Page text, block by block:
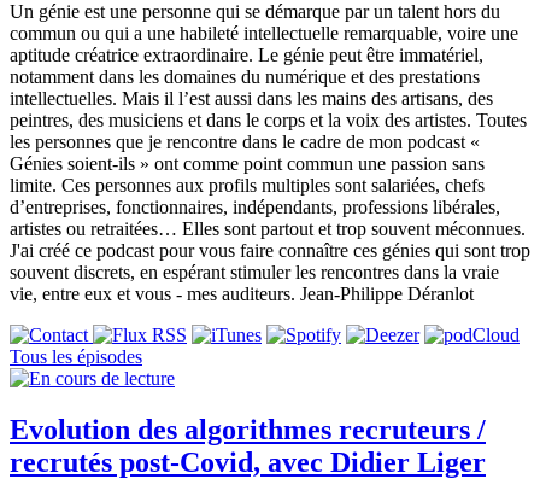
Un génie est une personne qui se démarque par un talent hors du
commun ou qui a une habileté intellectuelle remarquable, voire une
aptitude créatrice extraordinaire. Le génie peut être immatériel,
notamment dans les domaines du numérique et des prestations
intellectuelles. Mais il l’est aussi dans les mains des artisans, des
peintres, des musiciens et dans le corps et la voix des artistes. Toutes
les personnes que je rencontre dans le cadre de mon podcast «
Génies soient-ils » ont comme point commun une passion sans
limite. Ces personnes aux profils multiples sont salariées, chefs
d’entreprises, fonctionnaires, indépendants, professions libérales,
artistes ou retraitées… Elles sont partout et trop souvent méconnues.
J'ai créé ce podcast pour vous faire connaître ces génies qui sont trop
souvent discrets, en espérant stimuler les rencontres dans la vraie
vie, entre eux et vous - mes auditeurs. Jean-Philippe Déranlot
Tous les épisodes
Evolution des algorithmes recruteurs /
recrutés post-Covid, avec Didier Liger